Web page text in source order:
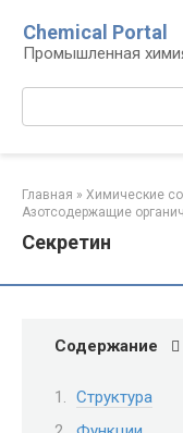
контенту
Chemical Portal
Промышленная
Главная » Химические
Азотсодержащие
Секретин
Содержание
Структура